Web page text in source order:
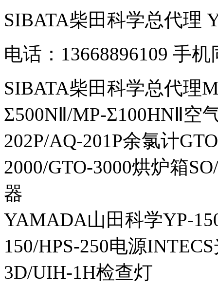
SIBATA柴田科学总代理
电话：13668896109 手机
SIBATA柴田科学总代理
Σ500NⅡ/MP-Σ100HNⅡ空
202P/AQ-201P余氯计
2000/GTO-3000烘炉箱
器
YAMADA山田科学YP-
150/HPS-250电源
3D/UIH-1H检查灯